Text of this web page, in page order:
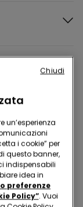
nostri store?
un’esperienza
i cookie” per
questo banner,
indispensabili
idea in
preferenze
Policy”. Vuoi
Chiudi